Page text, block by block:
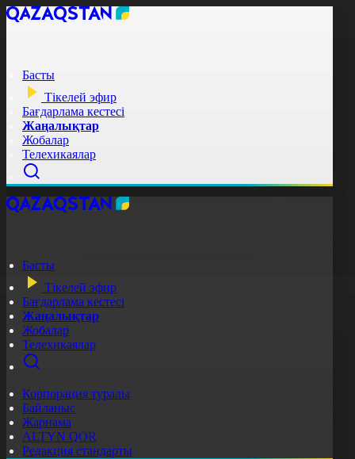
Басты
Тікелей эфир
Бағдарлама кестесі
Жаңалықтар
Жобалар
Телехикаялар
Басты
Тікелей эфир
Бағдарлама кестесі
Жаңалықтар
Жобалар
Телехикаялар
Корпорация туралы
Байланыс
Жарнама
ALTYN QOR
Редакция стандарты